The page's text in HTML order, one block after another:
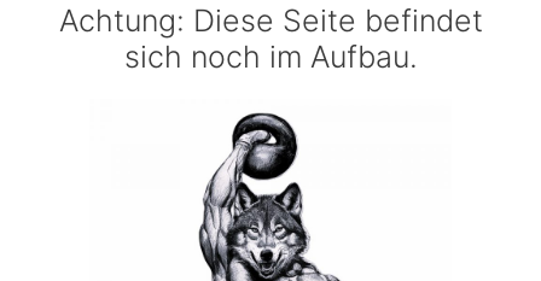
Achtung: Diese Seite befindet
sich noch im Aufbau.